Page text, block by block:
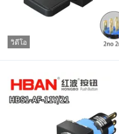
วิดีโอ